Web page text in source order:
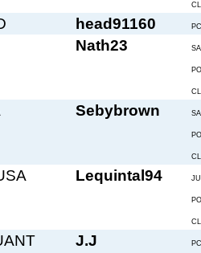
head91160
Nath23
Sebybrown
Lequintal94
J.J